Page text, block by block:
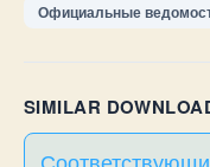
Официальные
SIMILAR